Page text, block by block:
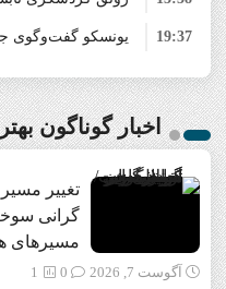
فراتر رفت
چین/ میراث
توجه گردشگران
یونسکو گفت‌وگوی
برای تقویت
کرد/ طراحی نظام
19:37
رسانه‌های
دوباره جهان را به
تاریخی جلب کرد
13:37
رسانه کره‌ای:
بازخوانی جایگاه
ایران است
7:38
اخبار گوناگون
تغییر
گرانی
مسیرهای
آگوست 7, 2026 1